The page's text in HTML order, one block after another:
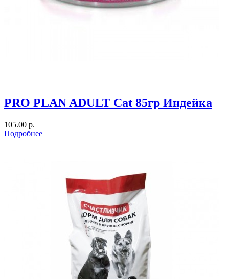
PRO PLAN ADULT Cat 85гр Индейка
105.00 р.
Подробнее